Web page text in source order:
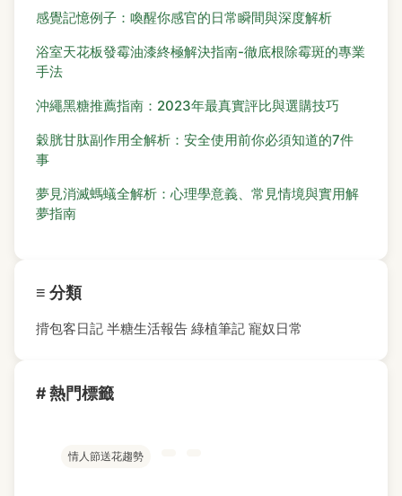
感覺記憶例子：喚醒你感官的日常瞬間與深度解析
浴室天花板發霉油漆終極解決指南-徹底根除霉斑的專業
手法
沖繩黑糖推薦指南：2023年最真實評比與選購技巧
穀胱甘肽副作用全解析：安全使用前你必須知道的7件
事
夢見消滅螞蟻全解析：心理學意義、常見情境與實用解
夢指南
≡ 分類
揹包客日記 半糖生活報告 綠植筆記 寵奴日常
# 熱門標籤
情人節送花趨勢